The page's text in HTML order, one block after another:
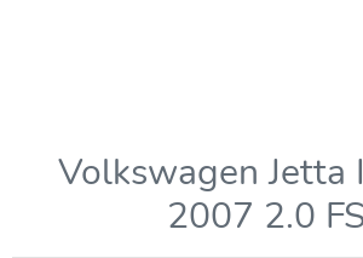
Volkswagen Jetta
2007 2.0